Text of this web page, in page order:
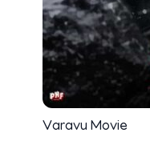
Varavu Movie